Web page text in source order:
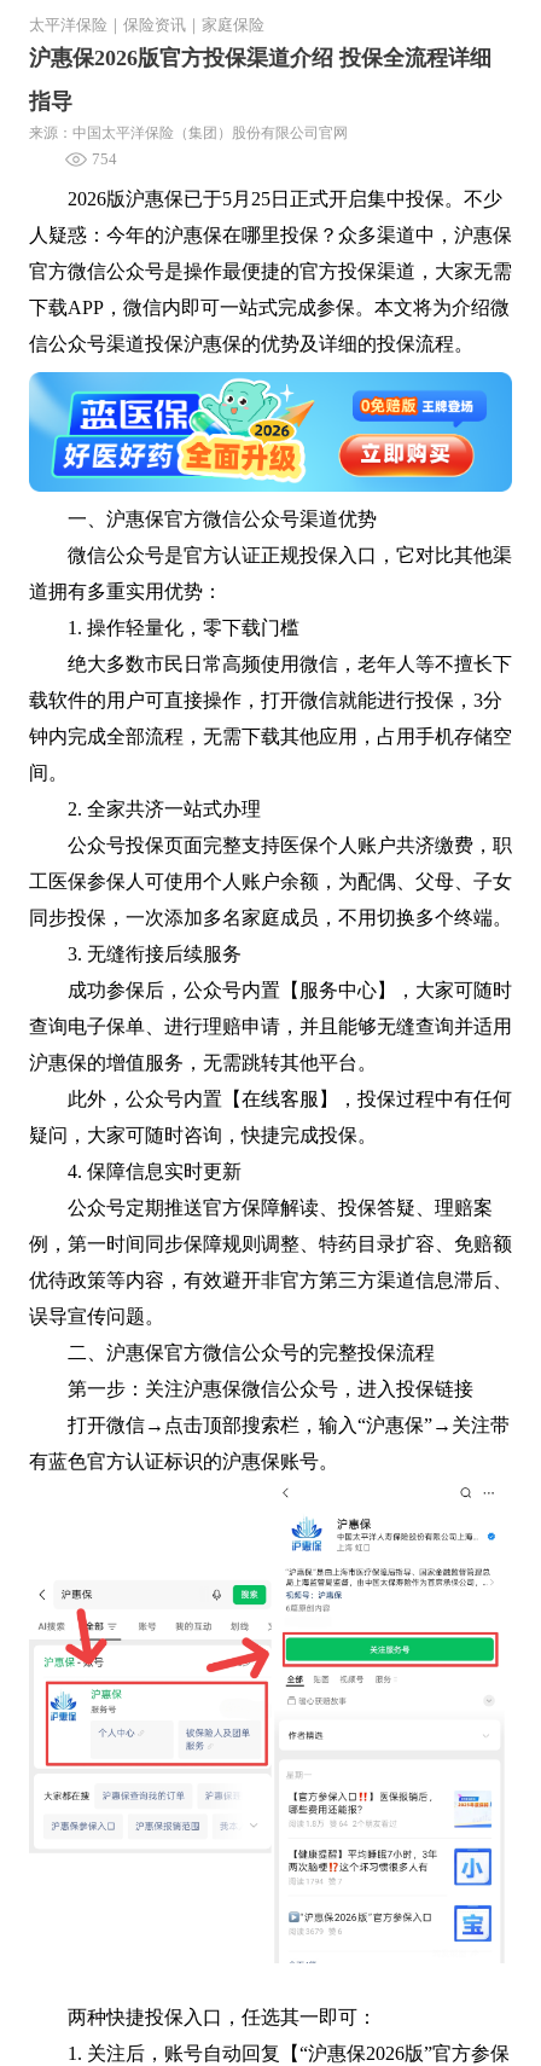
太平洋保险 保险资讯 家庭保险
沪惠保2026版官方投保渠道介绍 投保全流程详细
指导
来源：中国太平洋保险（集团）股份有限公司官网
754
2026版沪惠保已于5月25日正式开启集中投保。不少
人疑惑：今年的沪惠保在哪里投保？众多渠道中，沪惠保
官方微信公众号是操作最便捷的官方投保渠道，大家无需
下载APP，微信内即可一站式完成参保。本文将为介绍微
信公众号渠道投保沪惠保的优势及详细的投保流程。
一、沪惠保官方微信公众号渠道优势
微信公众号是官方认证正规投保入口，它对比其他渠
道拥有多重实用优势：
1. 操作轻量化，零下载门槛
绝大多数市民日常高频使用微信，老年人等不擅长下
载软件的用户可直接操作，打开微信就能进行投保，3分
钟内完成全部流程，无需下载其他应用，占用手机存储空
间。
2. 全家共济一站式办理
公众号投保页面完整支持医保个人账户共济缴费，职
工医保参保人可使用个人账户余额，为配偶、父母、子女
同步投保，一次添加多名家庭成员，不用切换多个终端。
3. 无缝衔接后续服务
成功参保后，公众号内置【服务中心】，大家可随时
查询电子保单、进行理赔申请，并且能够无缝查询并适用
沪惠保的增值服务，无需跳转其他平台。
此外，公众号内置【在线客服】，投保过程中有任何
疑问，大家可随时咨询，快捷完成投保。
4. 保障信息实时更新
公众号定期推送官方保障解读、投保答疑、理赔案
例，第一时间同步保障规则调整、特药目录扩容、免赔额
优待政策等内容，有效避开非官方第三方渠道信息滞后、
误导宣传问题。
二、沪惠保官方微信公众号的完整投保流程
第一步：关注沪惠保微信公众号，进入投保链接
打开微信→点击顶部搜索栏，输入“沪惠保”→关注带
有蓝色官方认证标识的沪惠保账号。
两种快捷投保入口，任选其一即可：
1. 关注后，账号自动回复【“沪惠保2026版”官方参保